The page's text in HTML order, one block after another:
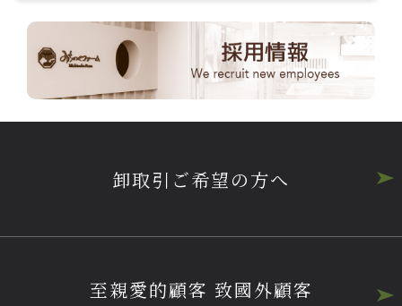
卸取引ご希望の方へ
至親愛的顧客 致國外顧客